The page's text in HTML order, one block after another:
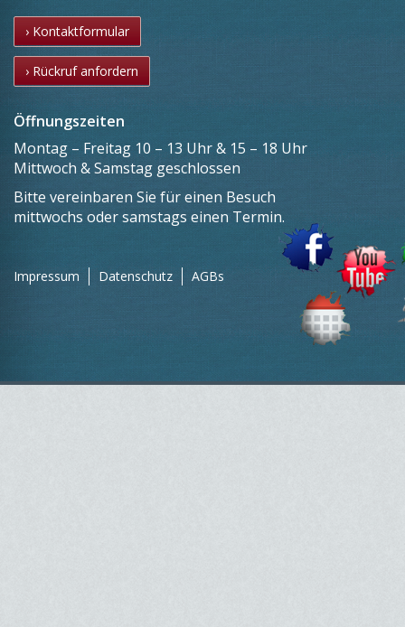
› Kontaktformular
› Rückruf anfordern
Öffnungszeiten
Montag – Freitag 10 – 13 Uhr & 15 – 18 Uhr
Mittwoch & Samstag geschlossen
Bitte vereinbaren Sie für einen Besuch
mittwochs oder samstags einen Termin.
Impressum Datenschutz AGBs